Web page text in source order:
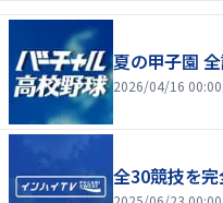
夏の甲子園 全
2026/04/16 00:00
全30競技を完